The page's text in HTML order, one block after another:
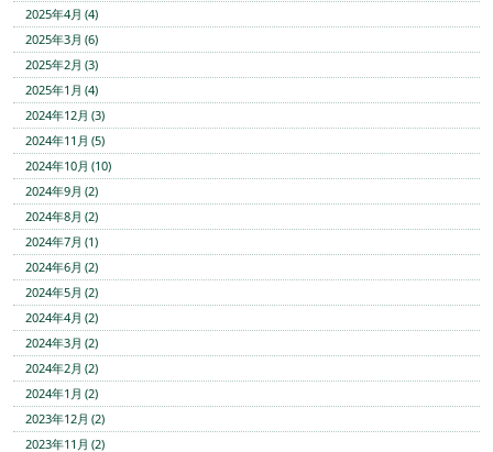
2025年4月 (4)
2025年3月 (6)
2025年2月 (3)
2025年1月 (4)
2024年12月 (3)
2024年11月 (5)
2024年10月 (10)
2024年9月 (2)
2024年8月 (2)
2024年7月 (1)
2024年6月 (2)
2024年5月 (2)
2024年4月 (2)
2024年3月 (2)
2024年2月 (2)
2024年1月 (2)
2023年12月 (2)
2023年11月 (2)